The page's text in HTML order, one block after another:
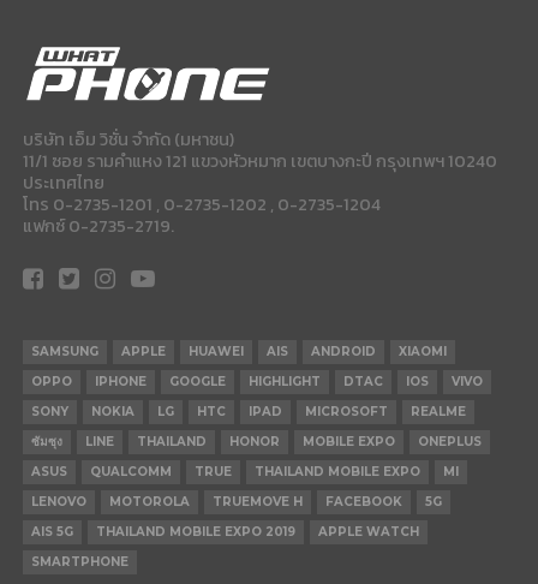
บริษัท เอ็ม วิชั่น จำกัด (มหาชน)
11/1 ซอย รามคำแหง 121 แขวงหัวหมาก เขตบางกะปี กรุงเทพฯ 10240
ประเทศไทย
โทร 0-2735-1201 , 0-2735-1202 , 0-2735-1204
แฟกซ์ 0-2735-2719.
SAMSUNG APPLE HUAWEI AIS ANDROID
XIAOMI
OPPO
IPHONE GOOGLE HIGHLIGHT DTAC IOS
VIVO
SONY
NOKIA LG HTC IPAD MICROSOFT
REALME
ซัมซุง
LINE THAILAND HONOR MOBILE EXPO
ONEPLUS
ASUS
QUALCOMM TRUE THAILAND MOBILE EXPO
MI
LENOVO
MOTOROLA TRUEMOVE H FACEBOOK
5G
AIS 5G
THAILAND MOBILE EXPO 2019
APPLE WATCH
SMARTPHONE